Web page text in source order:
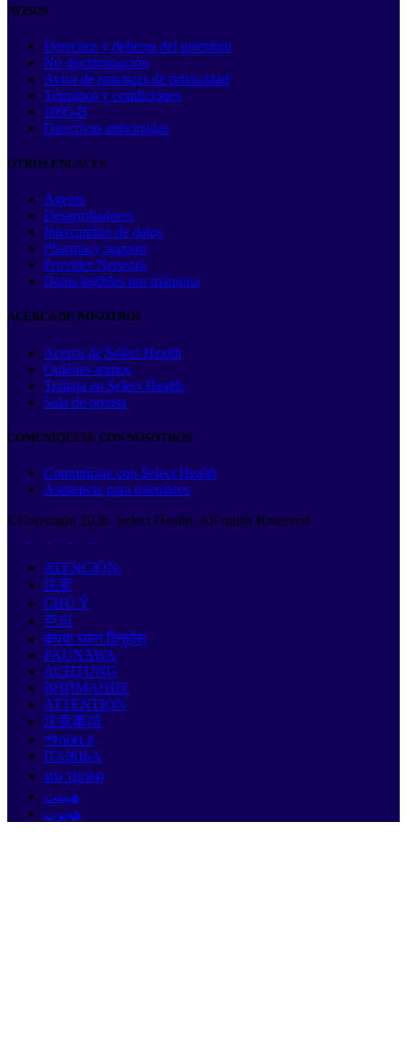
AVISOS
Derechos y deberes del miembro
No discriminación
Aviso de prácticas de privacidad
Términos y condiciones
1095-B
Directivas anticipadas
OTROS ENLACES
Agents
Desarrolladores
Intercambio de datos
Pharmacy support
Provider Network
Datos legibles por máquina
ACERCA DE NOSOTROS
Acerca de Select Health
Quiénes somos
Trabaja en Select Health
Sala de prensa
COMUNÍQUESE CON NOSOTROS
Comunícate con Select Health
Asistencia para miembros
©Copyright 2026. Select Health. All rights Reserved
ATENCIÓN:
注意
CHÚ Ý
주의
कृपया ध्यान दिनुहोस्
PAUNAWA
ACHTUNG
ВНИМАНИЕ
ATTENTION
注意事項
ማሳሰቢያ
ПАЖЊА
หมายเหตุ
هيبنت
هجوت